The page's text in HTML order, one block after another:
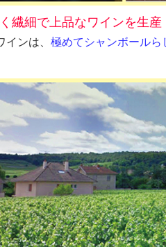
繊細で上品なワインを生産
ンは、 極めてシャンボールら